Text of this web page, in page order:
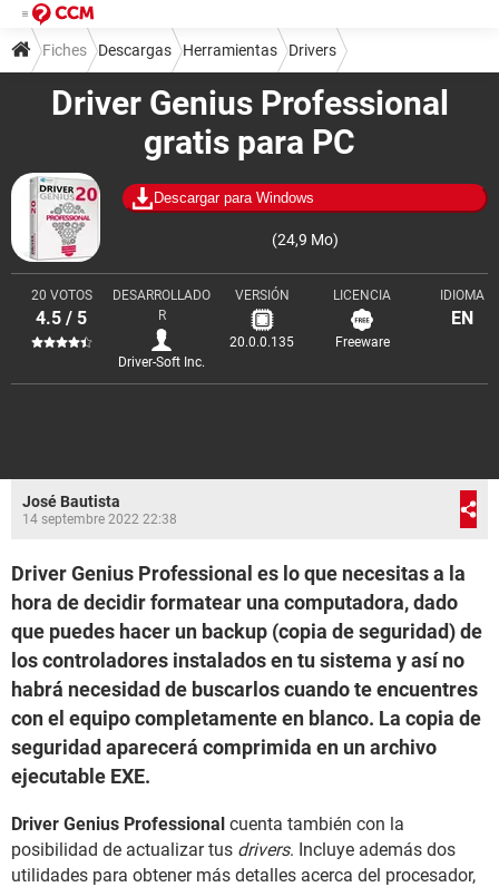
Driver Genius Professional
gratis para PC
Descargar para Windows
(24,9 Mo)
20 VOTOS
4.5 / 5
DESARROLLADO
R
Driver-Soft Inc.
VERSIÓN
20.0.0.135
LICENCIA
Freeware
IDIOMA
EN
Fiches Descargas Herramientas Drivers
José Bautista
14 septembre 2022 22:38
Driver Genius Professional es lo que necesitas a la
hora de decidir formatear una computadora, dado
que puedes hacer un backup (copia de seguridad) de
los controladores instalados en tu sistema y así no
habrá necesidad de buscarlos cuando te encuentres
con el equipo completamente en blanco. La copia de
seguridad aparecerá comprimida en un archivo
ejecutable EXE.
Driver Genius Professional cuenta también con la
posibilidad de actualizar tus drivers. Incluye además dos
utilidades para obtener más detalles acerca del procesador,